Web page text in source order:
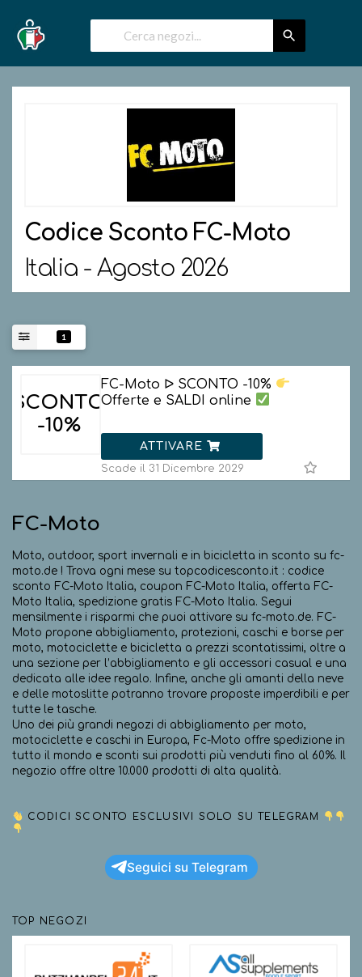
Codice Sconto FC-Moto
Italia - Agosto 2026
1
SCONTO
-10%
FC-Moto ᐅ SCONTO -10%
Offerte e SALDI online
ATTIVARE
Scade il 31 Dicembre 2029
FC-Moto
Moto, outdoor, sport invernali e in bicicletta in sconto su fc-
moto.de ! Trova ogni mese su topcodicesconto.it : codice
sconto FC-Moto Italia, coupon FC-Moto Italia, offerta FC-
Moto Italia, spedizione gratis FC-Moto Italia. Segui
mensilmente i risparmi che puoi attivare su fc-moto.de. FC-
Moto propone abbigliamento, protezioni, caschi e borse per
moto, motociclette e bicicletta a prezzi scontatissimi, oltre a
una sezione per l’abbigliamento e gli accessori casual e una
dedicata alle idee regalo. Infine, anche gli amanti della neve
e delle motoslitte potranno trovare proposte imperdibili e per
tutte le tasche.
Uno dei più grandi negozi di abbigliamento per moto,
motociclette e caschi in Europa, Fc-Moto offre spedizione in
tutto il mondo e sconti sui prodotti più venduti fino al 60%. Il
negozio offre oltre 10.000 prodotti di alta qualità.
CODICI SCONTO ESCLUSIVI SOLO SU TELEGRAM
Seguici su Telegram
TOP NEGOZI